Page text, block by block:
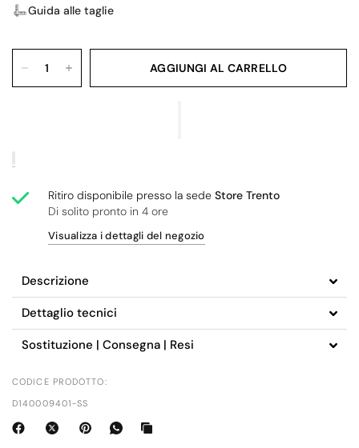
Guida alle taglie
AGGIUNGI AL CARRELLO
Ritiro disponibile presso la sedeStore Trento
Di solito pronto in 4 ore
Visualizza i dettagli del negozio
Descrizione
Dettaglio tecnici
Sostituzione | Consegna | Resi
CODICE PRODOTTO:
D140009401-SS